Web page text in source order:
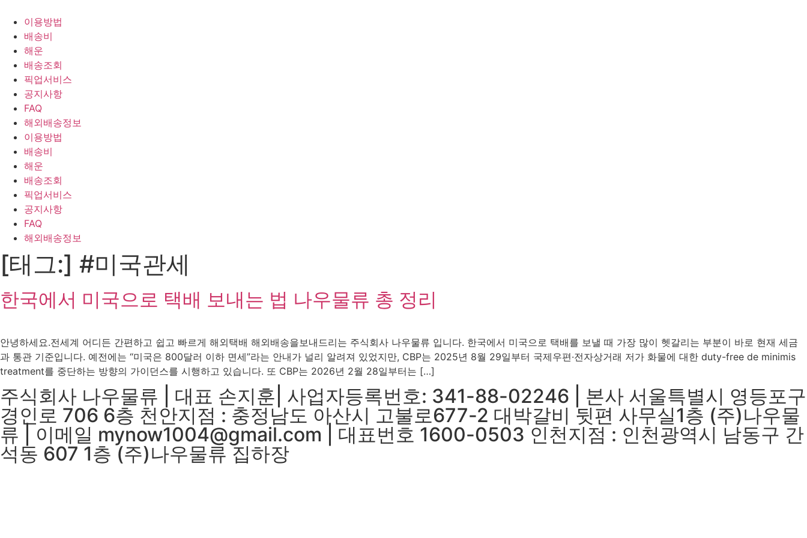
content
이용방법
배송비
해운
배송조회
픽업서비스
공지사항
FAQ
해외배송정보
이용방법
배송비
해운
배송조회
픽업서비스
공지사항
FAQ
해외배송정보
[태그:] #미국관세
한국에서 미국으로 택배 보내는 법 나우물류 총 정리
안녕하세요.전세계 어디든 간편하고 쉽고 빠르게 해외택배 해외배송을보내드리는 주식회사 나우물류 입니다. 한국에서 미국으로 택배를 보낼 때 가장 많이 헷갈리는 부분이 바로 현재 세금
과 통관 기준입니다. 예전에는 “미국은 800달러 이하 면세”라는 안내가 널리 알려져 있었지만, CBP는 2025년 8월 29일부터 국제우편·전자상거래 저가 화물에 대한 duty-free de minimis
treatment를 중단하는 방향의 가이던스를 시행하고 있습니다. 또 CBP는 2026년 2월 28일부터는 […]
주식회사 나우물류 | 대표 손지훈| 사업자등록번호: 341-88-02246 | 본사 서울특별시 영등포구
경인로 706 6층 천안지점 : 충정남도 아산시 고불로677-2 대박갈비 뒷편 사무실1층 (주)나우물
류 | 이메일 mynow1004@gmail.com | 대표번호 1600-0503 인천지점 : 인천광역시 남동구 간
석동 607 1층 (주)나우물류 집하장